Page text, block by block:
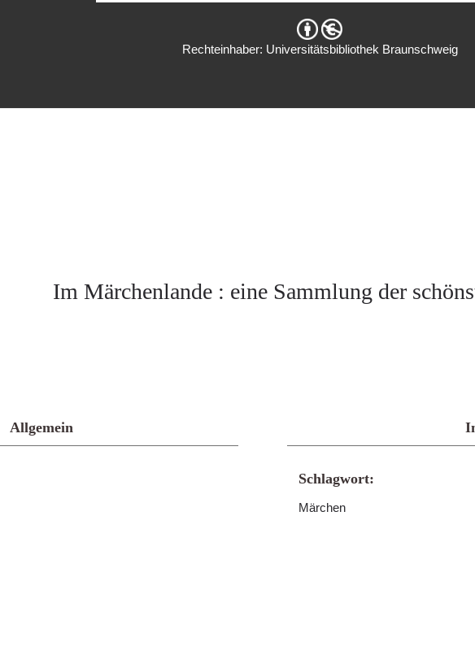
Rechteinhaber: Universitätsbibliothek Braunschweig
Im Märchenlande : eine Sammlung der
Allgemein
Schlagwort:
Märchen